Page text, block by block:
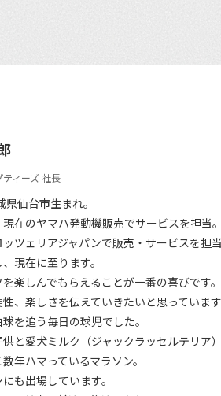
ィーズ 社長
仙台市生まれ。
在のヤマハ発動機販売でサービスを担当。
ツェリアジャパンで販売・サービスを担当
現在に至ります。
楽しんでもらえることが一番の喜びです。
、楽しさを伝えていきたいと思っています
を追う毎日の球児でした。
と愛犬ミルク（ジャックラッセルテリア
年ハマっているマラソン。
も出場しています。